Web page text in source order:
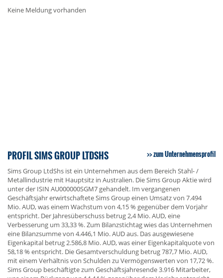
Keine Meldung vorhanden
PROFIL SIMS GROUP LTDSHS zum Unternehmensprofil
Sims Group LtdShs ist ein Unternehmen aus dem Bereich Stahl- /
Metallindustrie mit Hauptsitz in Australien. Die Sims Group Aktie wird
unter der ISIN AU000000SGM7 gehandelt. Im vergangenen
Geschäftsjahr erwirtschaftete Sims Group einen Umsatz von 7.494
Mio. AUD, was einem Wachstum von 4,15 % gegenüber dem Vorjahr
entspricht. Der Jahresüberschuss betrug 2,4 Mio. AUD, eine
Verbesserung um 33,33 %. Zum Bilanzstichtag wies das Unternehmen
eine Bilanzsumme von 4.446,1 Mio. AUD aus. Das ausgewiesene
Eigenkapital betrug 2.586,8 Mio. AUD, was einer Eigenkapitalquote von
58,18 % entspricht. Die Gesamtverschuldung betrug 787,7 Mio. AUD,
mit einem Verhältnis von Schulden zu Vermögenswerten von 17,72 %.
Sims Group beschäftigte zum Geschäftsjahresende 3.916 Mitarbeiter,